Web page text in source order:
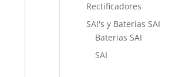
Rectificadores
SAI's y Baterias SAI
Baterias SAI
SAI